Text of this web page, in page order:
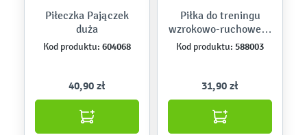
Piłeczka Pajączek
duża
Kod produktu: 604068
40,90 zł
Piłka do treningu
wzrokowo-ruchowego
rozm. 7 cm
Kod produktu: 588003
31,90 zł